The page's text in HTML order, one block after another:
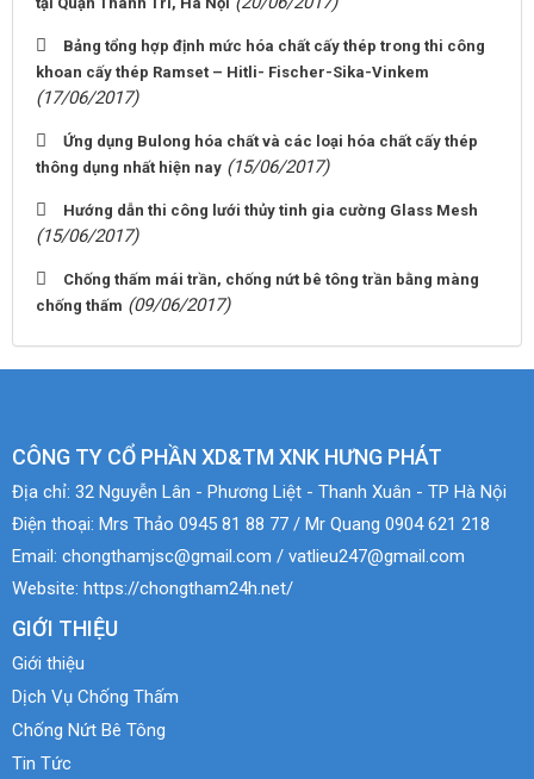
Bảng tổng hợp định mức hóa chất cấy thép trong thi công
khoan cấy thép Ramset – Hitli- Fischer-Sika-Vinkem
(17/06/2017)
Ứng dụng Bulong hóa chất và các loại hóa chất cấy thép
thông dụng nhất hiện nay (15/06/2017)
Hướng dẫn thi công lưới thủy tinh gia cường Glass Mesh
(15/06/2017)
Chống thấm mái trần, chống nứt bê tông trần bằng màng
chống thấm (09/06/2017)
CÔNG TY CỔ PHẦN XD&TM XNK HƯNG PHÁT
Địa chỉ: 32 Nguyễn Lân - Phương Liệt - Thanh Xuân - TP Hà Nội
Điện thoại: Mrs Thảo 0945 81 88 77 / Mr Quang 0904 621 218
Email: chongthamjsc@gmail.com / vatlieu247@gmail.com
Website: https://chongtham24h.net/
GIỚI THIỆU
Giới thiệu
Dịch Vụ Chống Thấm
Chống Nứt Bê Tông
Tin Tức